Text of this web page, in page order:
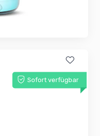
Sofort verfügbar